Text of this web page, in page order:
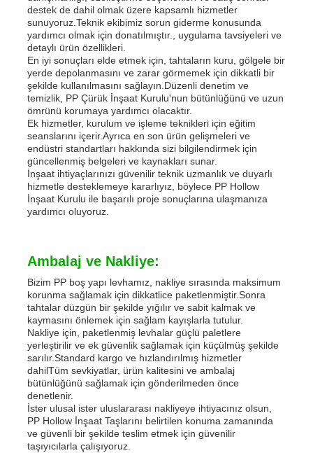
destek de dahil olmak üzere kapsamlı hizmetler
sunuyoruz.Teknik ekibimiz sorun giderme konusunda
yardımcı olmak için donatılmıştır., uygulama tavsiyeleri ve
detaylı ürün özellikleri.
En iyi sonuçları elde etmek için, tahtaların kuru, gölgele bir
yerde depolanmasını ve zarar görmemek için dikkatli bir
şekilde kullanılmasını sağlayın.Düzenli denetim ve
temizlik, PP Çürük İnşaat Kurulu'nun bütünlüğünü ve uzun
ömrünü korumaya yardımcı olacaktır.
Ek hizmetler, kurulum ve işleme teknikleri için eğitim
seanslarını içerir.Ayrıca en son ürün gelişmeleri ve
endüstri standartları hakkında sizi bilgilendirmek için
güncellenmiş belgeleri ve kaynakları sunar.
İnşaat ihtiyaçlarınızı güvenilir teknik uzmanlık ve duyarlı
hizmetle desteklemeye kararlıyız, böylece PP Hollow
İnşaat Kurulu ile başarılı proje sonuçlarına ulaşmanıza
yardımcı oluyoruz.
Ambalaj ve Nakliye:
Bizim PP boş yapı levhamız, nakliye sırasında maksimum
korunma sağlamak için dikkatlice paketlenmiştir.Sonra
tahtalar düzgün bir şekilde yığılır ve sabit kalmak ve
kaymasını önlemek için sağlam kayışlarla tutulur.
Nakliye için, paketlenmiş levhalar güçlü paletlere
yerleştirilir ve ek güvenlik sağlamak için küçülmüş şekilde
sarılır.Standard kargo ve hızlandırılmış hizmetler
dahilTüm sevkiyatlar, ürün kalitesini ve ambalaj
bütünlüğünü sağlamak için gönderilmeden önce
denetlenir.
İster ulusal ister uluslararası nakliyeye ihtiyacınız olsun,
PP Hollow İnşaat Taşlarını belirtilen konuma zamanında
ve güvenli bir şekilde teslim etmek için güvenilir
taşıyıcılarla çalışıyoruz.